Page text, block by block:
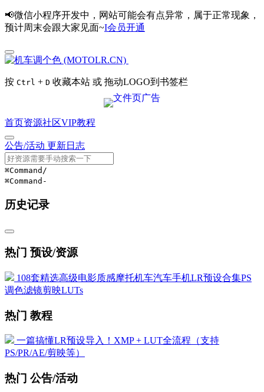
📢微信小程序开发中，网站可能会有点异常，属于正常现象，
预计周末会跟大家见面~I会员开通
按 Ctrl + D 收藏本站 或 拖动LOGO到书签栏
首页资源社区VIP教程
公告/活动 更新日志
⌘Command /
⌘Command -
历史记录
热门 预设/资源
108套精选高级电影质感摩托机车汽车手机LR预设合集PS
调色滤镜剪映LUTs
热门 教程
一篇搞懂LR预设导入！XMP + LUT全流程（支持
PS/PR/AE/剪映等）
热门 公告/活动